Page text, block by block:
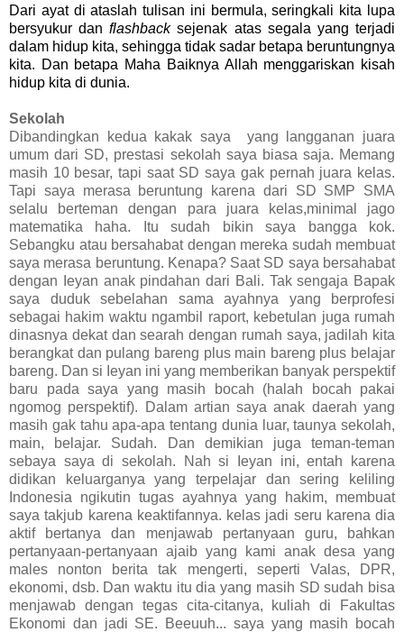
Dari ayat di ataslah tulisan ini bermula, seringkali kita lupa
bersyukur danflashbacksejenak atas segala yang terjadi
dalam hidup kita, sehingga tidak sadar betapa beruntungnya
kita. Dan betapa Maha Baiknya Allah menggariskan kisah
hidup kita di dunia.
Sekolah
Dibandingkan kedua kakak saya
yang langganan juara
umum dari SD, prestasi sekolah saya biasa saja. Memang
masih 10 besar, tapi saat SD saya gak pernah juara kelas.
Tapi saya merasa beruntung karena dari SD SMP SMA
selalu berteman dengan para juara kelas,minimal jago
matematika haha. Itu sudah bikin saya bangga kok.
Sebangku atau bersahabat dengan mereka sudah membuat
saya merasa beruntung. Kenapa? Saat SD saya bersahabat
dengan Ieyan anak pindahan dari Bali. Tak sengaja Bapak
saya duduk sebelahan sama ayahnya yang berprofesi
sebagai hakim waktu ngambil raport, kebetulan juga rumah
dinasnya dekat dan searah dengan rumah saya, jadilah kita
berangkat dan pulang bareng plus main bareng plus belajar
bareng. Dan si Ieyan ini yang memberikan banyak perspektif
baru pada saya yang masih bocah (halah bocah pakai
ngomog perspektif). Dalam artian saya anak daerah yang
masih gak tahu apa-apa tentang dunia luar, taunya sekolah,
main, belajar. Sudah. Dan demikian juga teman-teman
sebaya saya di sekolah. Nah si Ieyan ini, entah karena
didikan keluarganya yang terpelajar dan sering keliling
Indonesia ngikutin tugas ayahnya yang hakim, membuat
saya takjub karena keaktifannya. kelas jadi seru karena dia
aktif bertanya dan menjawab pertanyaan guru, bahkan
pertanyaan-pertanyaan ajaib yang kami anak desa yang
males nonton berita tak mengerti, seperti Valas, DPR,
ekonomi, dsb. Dan waktu itu dia yang masih SD sudah bisa
menjawab dengan tegas cita-citanya, kuliah di Fakultas
Ekonomi dan jadi SE. Beeuuh... saya yang masih bocah